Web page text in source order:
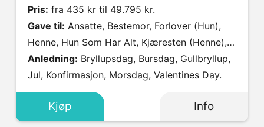
Pris: fra 435 kr til 49.795 kr.
Gave til: Ansatte, Bestemor, Forlover (Hun),
Henne, Hun Som Har Alt, Kjæresten (Henne),
Mamma, Svigermor, Søster, Tante, Venninne.
Anledning: Bryllupsdag, Bursdag, Gullbryllup,
Jul, Konfirmasjon, Morsdag, Valentines Day.
Info
Kjøp